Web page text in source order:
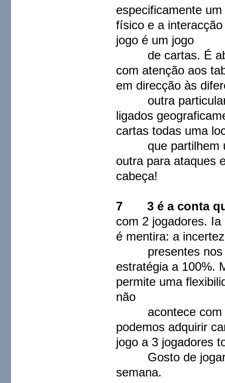
especificamente
físico e a
jogo é um jogo
de cartas. É
com atenção aos
em direcção às
outra
ligados
cartas todas uma
que partilhem
outra para ataques
cabeça!
73 é a conta
com 2 jogadores.
é mentira: a
presentes nos
estratégia a 100%.
permite uma
não
acontece com 3
podemos adquirir
jogo a 3 jogadores
Gosto de jogar a
semana.